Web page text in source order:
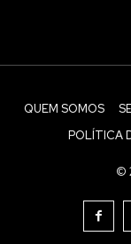
QUEM SOMOS
POLÍTICA
©